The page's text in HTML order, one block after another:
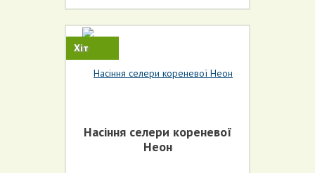
Виробник (усе)
Колір (усе)
Хіт
Насіння селери кореневої
Неон